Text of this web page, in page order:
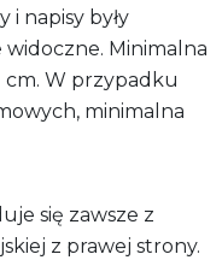
i napisy były
Minimalna
cm. W przypadku
minimalna
się zawsze z
z prawej strony.